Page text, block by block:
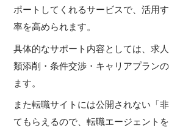
ポートしてくれるサービスで、活用
率を高められます。
具体的なサポート内容としては、求
類添削・条件交渉・キャリアプラン
ます。
また転職サイトには公開されない「
てもらえるので、転職エージェント